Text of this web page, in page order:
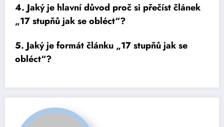
4. Jaký je hlavní důvod proč si přečíst článek
„17 stupňů jak se obléct“?
5. Jaký je formát článku „17 stupňů jak se
obléct“?